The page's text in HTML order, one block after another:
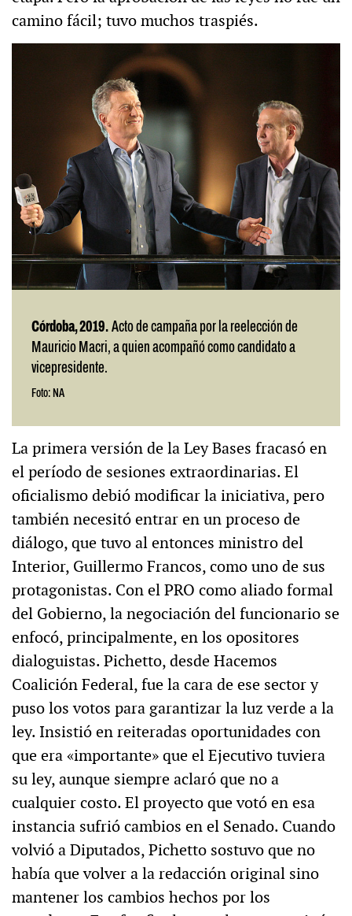
camino fácil; tuvo muchos traspiés.
Córdoba, 2019. Acto de campaña por la reelección de
Mauricio Macri, a quien acompañó como candidato a
vicepresidente.
Foto: NA
La primera versión de la Ley Bases fracasó en
el período de sesiones extraordinarias. El
oficialismo debió modificar la iniciativa, pero
también necesitó entrar en un proceso de
diálogo, que tuvo al entonces ministro del
Interior, Guillermo Francos, como uno de sus
protagonistas. Con el PRO como aliado formal
del Gobierno, la negociación del funcionario se
enfocó, principalmente, en los opositores
dialoguistas. Pichetto, desde Hacemos
Coalición Federal, fue la cara de ese sector y
puso los votos para garantizar la luz verde a la
ley. Insistió en reiteradas oportunidades con
que era «importante» que el Ejecutivo tuviera
su ley, aunque siempre aclaró que no a
cualquier costo. El proyecto que votó en esa
instancia sufrió cambios en el Senado. Cuando
volvió a Diputados, Pichetto sostuvo que no
había que volver a la redacción original sino
mantener los cambios hechos por los